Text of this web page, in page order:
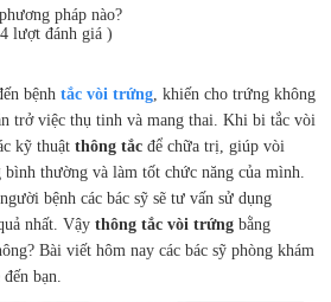
pháp nào?
lượt đánh giá )
bệnh tắc vòi trứng, khiến cho trứng không
trở việc thụ tinh và mang thai. Khi bi tắc vòi
kỹ thuật thông tắc để chữa trị, giúp vòi
thường và làm tốt chức năng của mình.
bệnh các bác sỹ sẽ tư vấn sử dụng
nhất. Vậy thông tắc vòi trứng bằng
Bài viết hôm nay các bác sỹ phòng khám
bạn.